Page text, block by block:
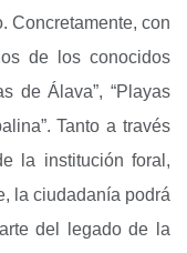
Concretamente, con
de los conocidos
de Álava”, “Playas
Tanto a través
la institución foral,
la ciudadanía podrá
del legado de la